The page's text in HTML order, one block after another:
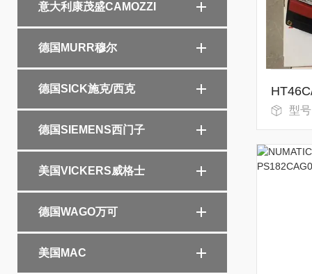
意大利康茂盛CAMOZZI
德国MURR穆尔
德国SICK施克/西克
德国SIEMENS西门子
美国VICKERS威格士
德国WAGO万可
美国MAC
型